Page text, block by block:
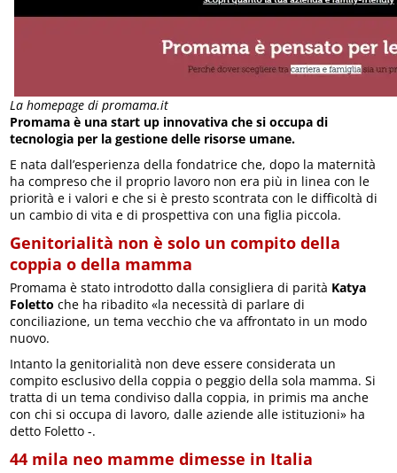
La homepage di promama.it
Promama è una start up innovativa che si occupa di
tecnologia per la gestione delle risorse umane.
E nata dall’esperienza della fondatrice che, dopo la maternità
ha compreso che il proprio lavoro non era più in linea con le
priorità e i valori e che si è presto scontrata con le difficoltà di
un cambio di vita e di prospettiva con una figlia piccola.
Genitorialità non è solo un compito della
coppia o della mamma
Promama è stato introdotto dalla consigliera di parità Katya
Foletto che ha ribadito «la necessità di parlare di
conciliazione, un tema vecchio che va affrontato in un modo
nuovo.
Intanto la genitorialità non deve essere considerata un
compito esclusivo della coppia o peggio della sola mamma. Si
tratta di un tema condiviso dalla coppia, in primis ma anche
con chi si occupa di lavoro, dalle aziende alle istituzioni» ha
detto Foletto -.
44 mila neo mamme dimesse in Italia